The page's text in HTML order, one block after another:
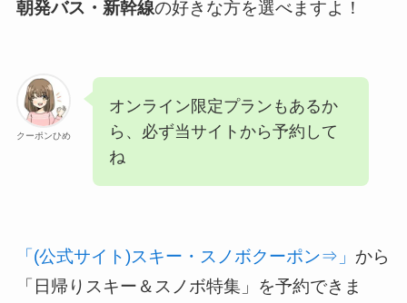
朝発バス・新幹線の好きな方を選べますよ！
クーポンひめ
オンライン限定プランもあるか
ら、必ず当サイトから予約して
ね
「(公式サイト)スキー・スノボクーポン⇒」 から
「日帰りスキー＆スノボ特集」を予約できま